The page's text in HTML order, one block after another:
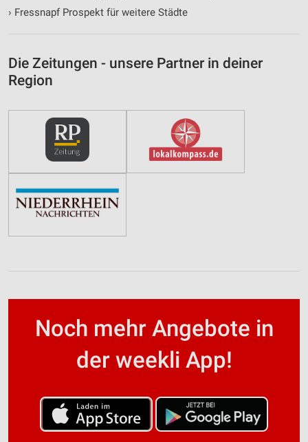
› Fressnapf Prospekt für weitere Städte
Die Zeitungen - unsere Partner in deiner
Region
Noch mehr Angebote in
der weekli App!